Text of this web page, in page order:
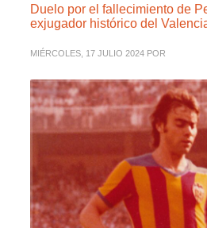
Duelo por el fallecimiento de
exjugador histórico del
MIÉRCOLES, 17 JULIO 2024 POR